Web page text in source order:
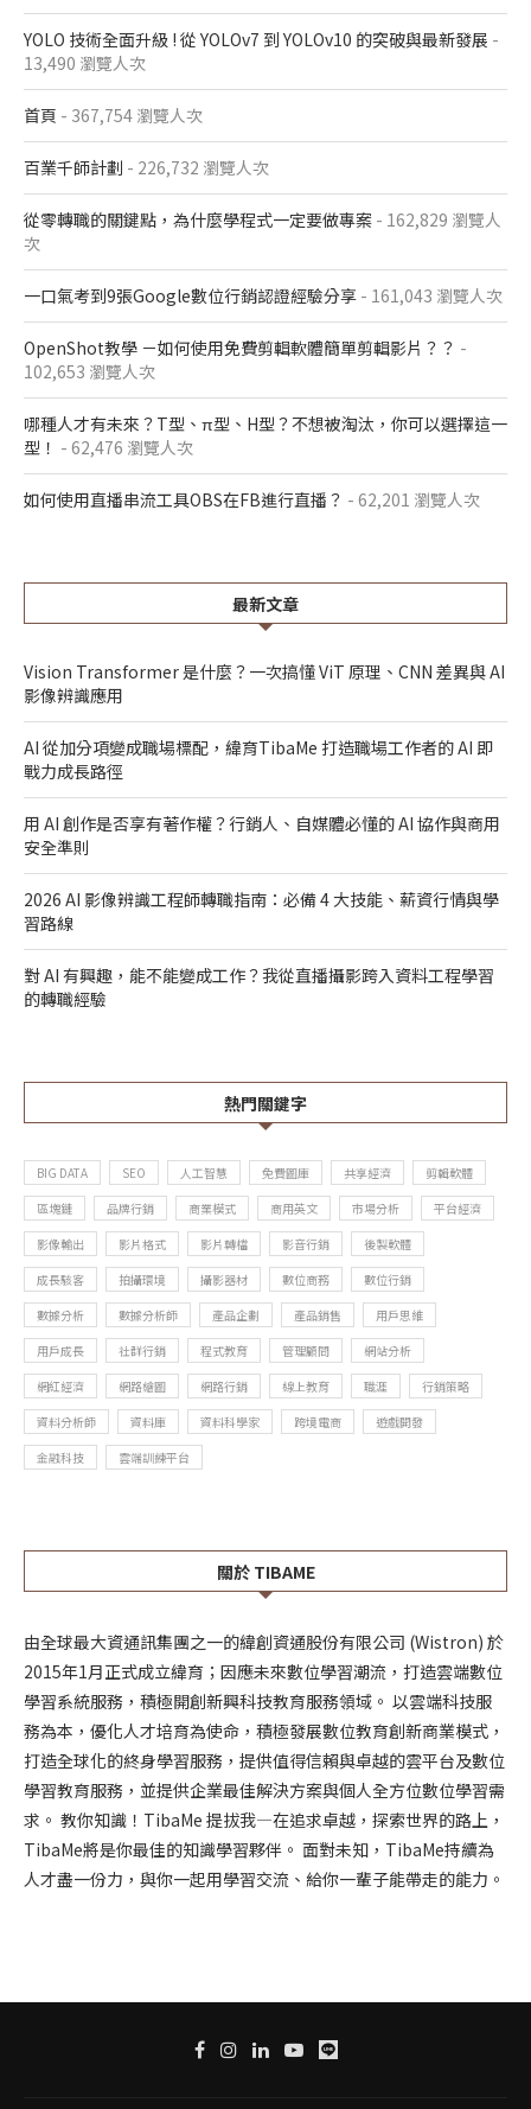
YOLO 技術全面升級 ! 從 YOLOv7 到 YOLOv10 的突破與最新發展 -
13,490 瀏覽人次
首頁 - 367,754 瀏覽人次
百業千師計劃 - 226,732 瀏覽人次
從零轉職的關鍵點，為什麼學程式一定要做專案 - 162,829 瀏覽人
次
一口氣考到9張Google數位行銷認證經驗分享 - 161,043 瀏覽人次
OpenShot教學 －如何使用免費剪輯軟體簡單剪輯影片？？ -
102,653 瀏覽人次
哪種人才有未來？T型、π型、H型？不想被淘汰，你可以選擇這一
型！ - 62,476 瀏覽人次
如何使用直播串流工具OBS在FB進行直播？ - 62,201 瀏覽人次
最新文章
Vision Transformer 是什麼？一次搞懂 ViT 原理、CNN 差異與 AI
影像辨識應用
AI 從加分項變成職場標配，緯育TibaMe 打造職場工作者的 AI 即
戰力成長路徑
用 AI 創作是否享有著作權？行銷人、自媒體必懂的 AI 協作與商用
安全準則
2026 AI 影像辨識工程師轉職指南：必備 4 大技能、薪資行情與學
習路線
對 AI 有興趣，能不能變成工作？我從直播攝影跨入資料工程學習
的轉職經驗
熱門關鍵字
BIG DATA SEO 人工智慧 免費圖庫 共享經濟
剪輯軟體
區塊鏈
品牌行銷 商業模式 商用英文 市場分析
平台經濟
影像輸出
影片格式 影片轉檔 影音行銷
後製軟體
成長駭客
拍攝環境 攝影器材 數位商務
數位行銷
數據分析
數據分析師 產品企劃 產品銷售
用戶思維
用戶成長
社群行銷 程式教育 管理顧問
網站分析
網紅經濟
網路繪圖 網路行銷 線上教育 職涯
行銷策略
資料分析師
資料庫 資料科學家 跨境電商
遊戲開發
金融科技
雲端訓練平台
關於 TIBAME
由全球最大資通訊集團之一的緯創資通股份有限公司 (Wistron) 於
2015年1月正式成立緯育；因應未來數位學習潮流，打造雲端數位
學習系統服務，積極開創新興科技教育服務領域。 以雲端科技服
務為本，優化人才培育為使命，積極發展數位教育創新商業模式，
打造全球化的終身學習服務，提供值得信賴與卓越的雲平台及數位
學習教育服務，並提供企業最佳解決方案與個人全方位數位學習需
求。 教你知識！TibaMe 提拔我—在追求卓越，探索世界的路上，
TibaMe將是你最佳的知識學習夥伴。 面對未知，TibaMe持續為
人才盡一份力，與你一起用學習交流、給你一輩子能帶走的能力。